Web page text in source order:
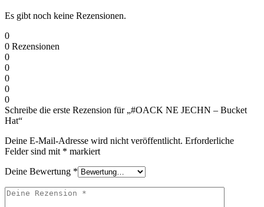
Es gibt noch keine Rezensionen.
0
0 Rezensionen
0
0
0
0
0
Schreibe die erste Rezension für „#OACK NE JECHN – Bucket
Hat“
Deine E-Mail-Adresse wird nicht veröffentlicht. Erforderliche
Felder sind mit * markiert
Deine Bewertung *
Deine